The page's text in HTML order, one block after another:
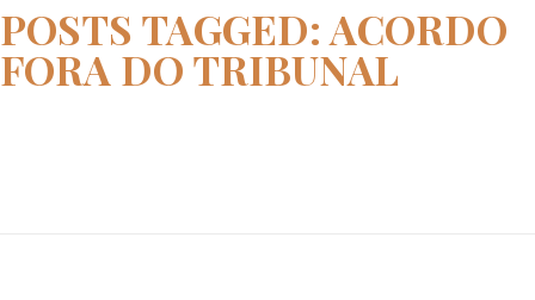
POSTS TAGGED: ACORDO
FORA DO TRIBUNAL